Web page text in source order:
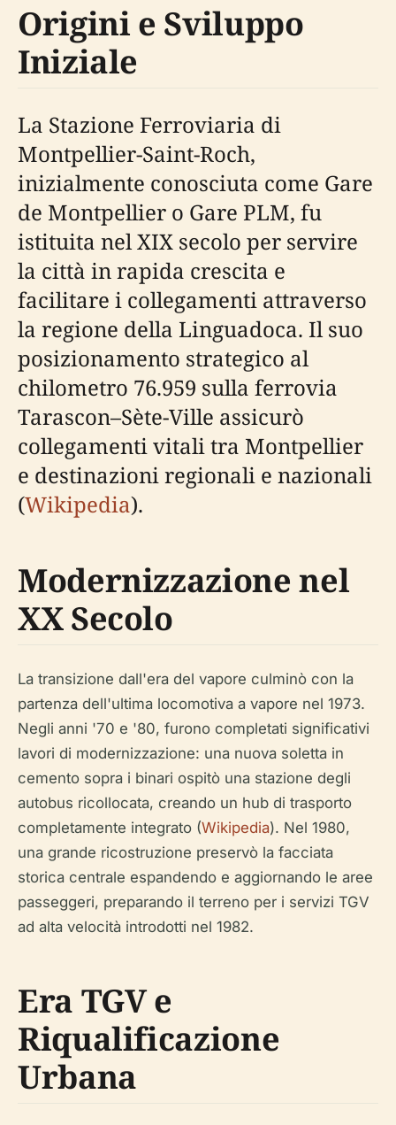
Origini e Sviluppo
Iniziale
La Stazione Ferroviaria di
Montpellier-Saint-Roch,
inizialmente conosciuta come Gare
de Montpellier o Gare PLM, fu
istituita nel XIX secolo per servire
la città in rapida crescita e
facilitare i collegamenti attraverso
la regione della Linguadoca. Il suo
posizionamento strategico al
chilometro 76.959 sulla ferrovia
Tarascon–Sète-Ville assicurò
collegamenti vitali tra Montpellier
e destinazioni regionali e nazionali
(Wikipedia).
Modernizzazione nel
XX Secolo
La transizione dall'era del vapore culminò con la
partenza dell'ultima locomotiva a vapore nel 1973.
Negli anni '70 e '80, furono completati significativi
lavori di modernizzazione: una nuova soletta in
cemento sopra i binari ospitò una stazione degli
autobus ricollocata, creando un hub di trasporto
completamente integrato (Wikipedia). Nel 1980,
una grande ricostruzione preservò la facciata
storica centrale espandendo e aggiornando le aree
passeggeri, preparando il terreno per i servizi TGV
ad alta velocità introdotti nel 1982.
Era TGV e
Riqualificazione
Urbana